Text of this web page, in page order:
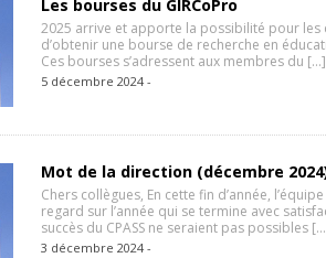
Les bourses du GIRCoPro
2025 arrive et apporte la possibilité pour les
d’obtenir une bourse de recherche en
Ces bourses s’adressent aux membres du […]
5 décembre 2024 -
Mot de la direction (décembre
Chers collègues, En cette fin d’année,
regard sur l’année qui se termine avec
succès du CPASS ne seraient pas possibles
3 décembre 2024 -